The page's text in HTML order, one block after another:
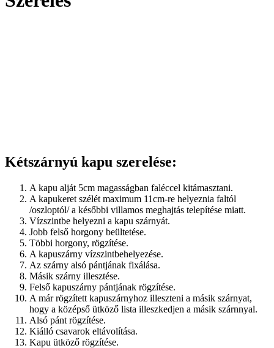
Kétszárnyú kapu szerelése:
A kapu alját 5cm magasságban faléccel kitámasztani.
A kapukeret szélét maximum 11cm-re helyeznia faltól
/oszloptól/ a későbbi villamos meghajtás telepítése miatt.
Vízszintbe helyezni a kapu szárnyát.
Jobb felső horgony beültetése.
Többi horgony, rögzítése.
A kapuszárny vízszintbehelyezése.
Az szárny alsó pántjának fixálása.
Másik szárny illesztése.
Felső kapuszárny pántjának rögzítése.
A már rögzített kapuszárnyhoz illeszteni a másik szárnyat,
hogy a középső ütköző lista illeszkedjen a másik szárnnyal.
Alsó pánt rögzítése.
Kiálló csavarok eltávolítása.
Kapu ütköző rögzítése.